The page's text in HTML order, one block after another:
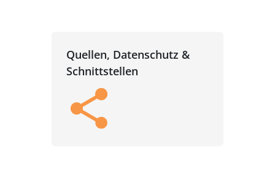
Quellen, Datenschutz &
Schnittstellen